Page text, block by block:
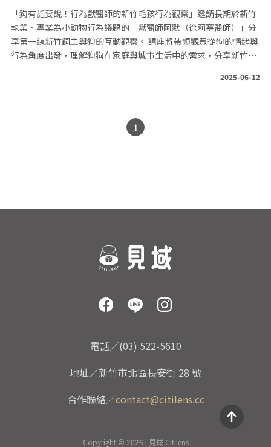
「狗有話要說！行為獸醫師的新竹毛孩行為觀察」邀請長期於新竹
執業、專業為小動物行為議題的「獸醫師阿默（徐莉寧醫師）」分
享第一線新竹飼主與狗的互動觀察。 講座將帶領觀眾從狗的情緒與
行為角度出發，理解狗狗在家庭與城市生活中的需求，分享新竹特
2025-06-12
1
電話／(03) 522-5610
地址／新竹市北區長安街 28 號
合作聯絡／contact@citilens.cc
Copyright © 2026 | 見域 Citilens